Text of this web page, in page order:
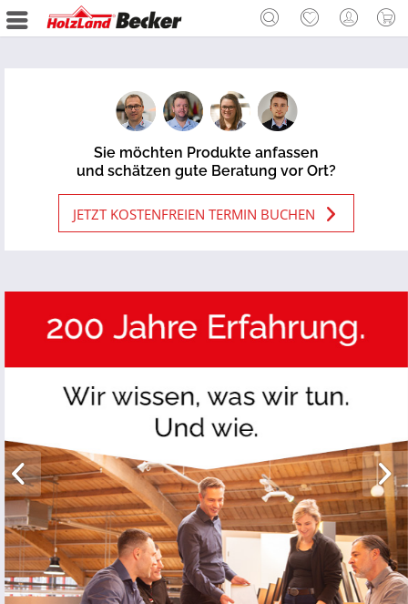
Sie möchten Produkte anfassen
und schätzen gute Beratung vor Ort?
JETZT KOSTENFREIEN TERMIN BUCHEN